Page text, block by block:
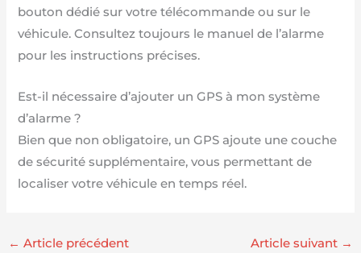
bouton dédié sur votre télécommande ou sur le
véhicule. Consultez toujours le manuel de l’alarme
pour les instructions précises.
Est-il nécessaire d’ajouter un GPS à mon système
d’alarme ?
Bien que non obligatoire, un GPS ajoute une couche
de sécurité supplémentaire, vous permettant de
localiser votre véhicule en temps réel.
← Article précédent Article suivant →